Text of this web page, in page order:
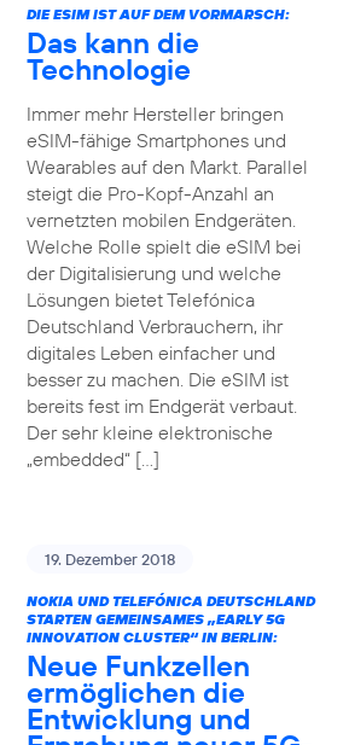
DIE ESIM IST AUF DEM VORMARSCH:
Das kann die
Technologie
Immer mehr Hersteller bringen
eSIM-fähige Smartphones und
Wearables auf den Markt. Parallel
steigt die Pro-Kopf-Anzahl an
vernetzten mobilen Endgeräten.
Welche Rolle spielt die eSIM bei
der Digitalisierung und welche
Lösungen bietet Telefónica
Deutschland Verbrauchern, ihr
digitales Leben einfacher und
besser zu machen. Die eSIM ist
bereits fest im Endgerät verbaut.
Der sehr kleine elektronische
„embedded“ […]
19. Dezember 2018
NOKIA UND TELEFÓNICA DEUTSCHLAND
STARTEN GEMEINSAMES „EARLY 5G
INNOVATION CLUSTER“ IN BERLIN:
Neue Funkzellen
ermöglichen die
Entwicklung und